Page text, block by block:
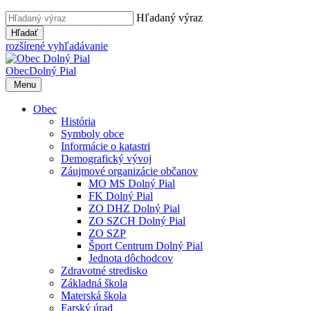
Hľadaný výraz
Hľadať
rozšírené vyhľadávanie
ObecDolný Pial
Menu
Obec
História
Symboly obce
Informácie o katastri
Demografický vývoj
Záujmové organizácie občanov
MO MS Dolný Pial
FK Dolný Pial
ZO DHZ Dolný Pial
ZO SZCH Dolný Pial
ZO SZP
Šport Centrum Dolný Pial
Jednota dôchodcov
Zdravotné stredisko
Základná škola
Materská škola
Farský úrad